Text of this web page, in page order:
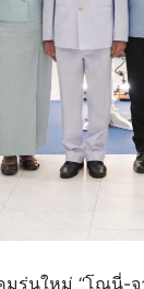
รุ่นใหม่ “โณนี่-